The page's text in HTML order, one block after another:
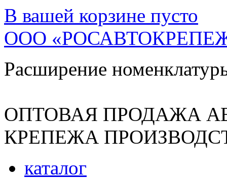
В вашей корзине пусто
ООО
Расширение
ОПТОВАЯ ПРОДАЖА
КРЕПЕЖА
каталог